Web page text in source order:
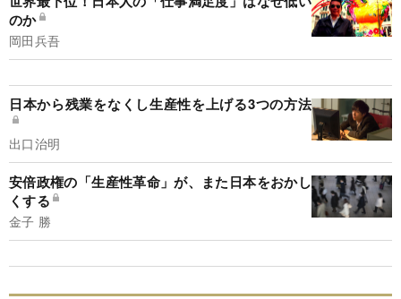
のか
岡田兵吾
日本から残業をなくし生産性を上げる3つの方法
出口治明
安倍政権の「生産性革命」が、また日本をおかし
くする
金子 勝